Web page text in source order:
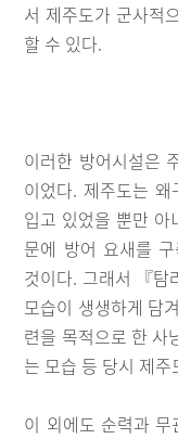
서 제주도가 군사적
할 수 있다.
이러한 방어시설은
이었다. 제주도는
입고 있었을 뿐만 아
문에 방어 요새를
것이다. 그래서 『탐
모습이 생생하게 담
련을 목적으로 한 사
는 모습 등 당시 제
이 외에도 순력과